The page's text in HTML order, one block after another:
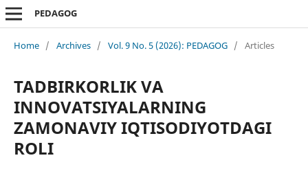
PEDAGOG
Home / Archives / Vol. 9 No. 5 (2026): PEDAGOG / Articles
TADBIRKORLIK VA
INNOVATSIYALARNING
ZAMONAVIY IQTISODIYOTDAGI
ROLI